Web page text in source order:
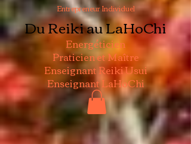
Entrepreneur Individuel
Du Reiki au LaHoChi
Energéticien
Praticien et Maître
Enseignant Reiki Usui
Enseignant LaHoChi